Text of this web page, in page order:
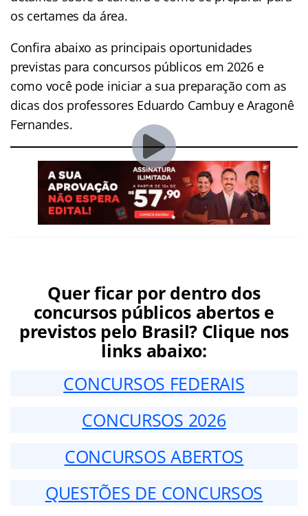
os certames da área.
Confira abaixo as principais oportunidades
previstas para concursos públicos em 2026 e
como você pode iniciar a sua preparação com as
dicas dos professores Eduardo Cambuy e Aragonê
Fernandes.
Quer ficar por dentro dos
concursos públicos abertos e
previstos pelo Brasil? Clique nos
links abaixo:
CONCURSOS FEDERAIS
CONCURSOS 2026
CONCURSOS ABERTOS
QUESTÕES DE CONCURSOS